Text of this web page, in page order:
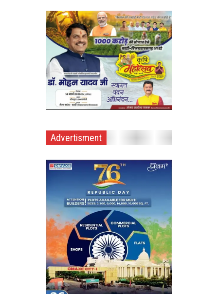
Advertisment